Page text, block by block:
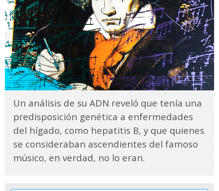
Un análisis de su ADN reveló que tenía una
predisposición genética a enfermedades
del hígado, como hepatitis B, y que quienes
se consideraban ascendientes del famoso
músico, en verdad, no lo eran.